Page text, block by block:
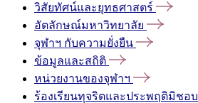
วิสัยทัศน์และยุทธศาสตร์
อัตลักษณ์มหาวิทยาลัย
จุฬาฯ กับความยั่งยืน
ข้อมูลและสถิติ
หน่วยงานของจุฬาฯ
ร้องเรียนทุจริตและประพฤติมิชอบ